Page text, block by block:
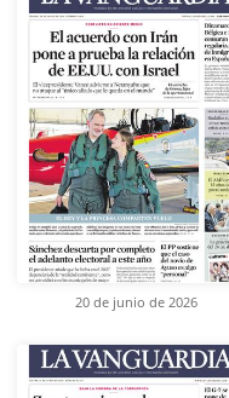
20 de junio de 2026